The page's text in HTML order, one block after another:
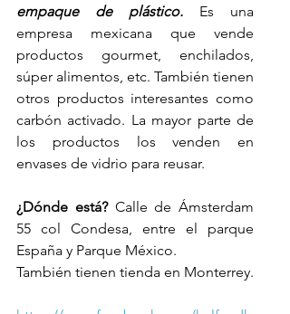
empaque de plástico. Es una
empresa mexicana que vende
productos gourmet, enchilados,
súper alimentos, etc. También tienen
otros productos interesantes como
carbón activado. La mayor parte de
los productos los venden en
envases de vidrio para reusar.
¿Dónde está? Calle de Ámsterdam
55 col Condesa, entre el parque
España y Parque México.
También tienen tienda en Monterrey.